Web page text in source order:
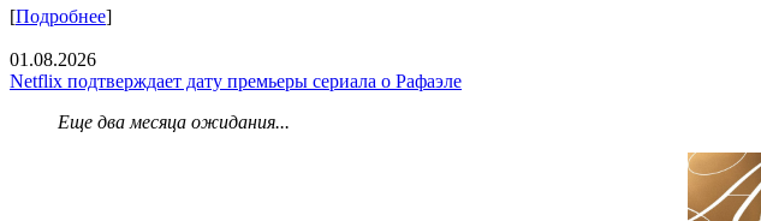
[Подробнее]
01.08.2026
Netflix подтверждает дату премьеры сериала о Рафаэле
Еще два месяца ожидания...